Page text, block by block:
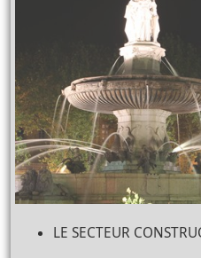
LE SECTEUR